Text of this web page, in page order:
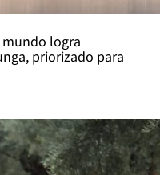
logra
priorizado para